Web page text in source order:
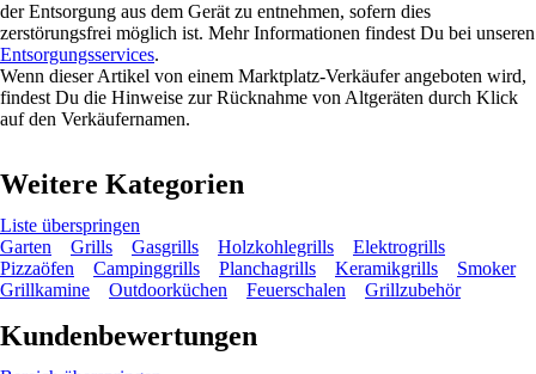
der Entsorgung aus dem Gerät zu entnehmen, sofern dies
zerstörungsfrei möglich ist. Mehr Informationen findest Du bei unseren
Entsorgungsservices.
Wenn dieser Artikel von einem Marktplatz-Verkäufer angeboten wird,
findest Du die Hinweise zur Rücknahme von Altgeräten durch Klick
auf den Verkäufernamen.
Weitere Kategorien
Liste überspringen
Garten
Grills Gasgrills Holzkohlegrills
Elektrogrills
Pizzaöfen
Campinggrills Planchagrills Keramikgrills
Smoker
Grillkamine
Outdoorküchen Feuerschalen Grillzubehör
Kundenbewertungen